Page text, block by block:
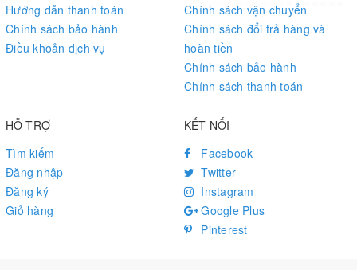
Hướng dẫn thanh toán
Chính sách bảo hành
Điều khoản dịch vụ
Chính sách vận chuyển
Chính sách đổi trả hàng và
hoàn tiền
Chính sách bảo hành
Chính sách thanh toán
HỖ TRỢ
Tìm kiếm
Đăng nhập
Đăng ký
Giỏ hàng
KẾT NỐI
Facebook
Twitter
Instagram
Google Plus
Pinterest